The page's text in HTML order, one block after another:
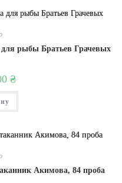
рыбы Братьев Грачевых
₴
Акимова, 84 проба